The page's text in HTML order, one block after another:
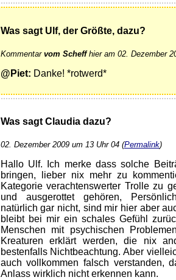
Was sagt Ulf, der Größte, dazu?
Kommentar vom Scheffhier am 02. Dezember
@Piet: Danke! *rotwerd*
Was sagt Claudia dazu?
02. Dezember 2009 um 13 Uhr 04 (Permalink)
Hallo Ulf. Ich merke dass solche
bringen, lieber nix mehr zu
Kategorie verachtenswerter Trolle zu
und ausgerottet gehören,
natürlich gar nicht, sind mir hier aber
bleibt bei mir ein schales Gefühl
Menschen mit psychischen
Kreaturen erklärt werden, die nix
bestenfalls Nichtbeachtung. Aber
auch vollkommen falsch verstanden,
Anlass wirklich nicht erkennen kann.